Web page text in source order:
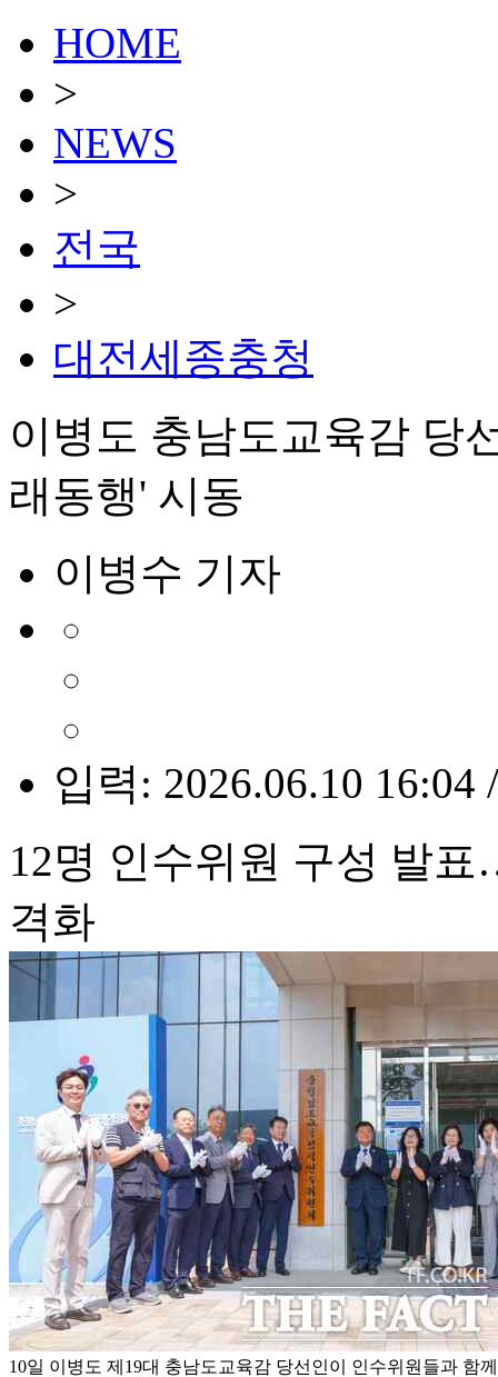
HOME
>
NEWS
>
전국
>
대전세종충청
이병도 충남도교육감 당
래동행' 시동
이병수 기자
입력: 2026.06.10 16:04
12명 인수위원 구성 발
격화
10일 이병도 제19대 충남도교육감 당선인이 인수위원들과 함